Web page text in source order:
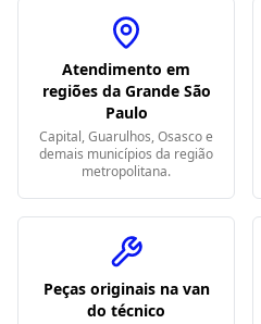
Atendimento em
regiões da Grande São
Paulo
Capital, Guarulhos, Osasco e
demais municípios da região
metropolitana.
Peças originais na van
do técnico